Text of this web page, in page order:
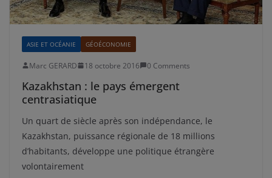
ASIE ET OCÉANIE GÉOÉCONOMIE
Marc GERARD 18 octobre 2016 0 Comments
Kazakhstan : le pays émergent
centrasiatique
Un quart de siècle après son indépendance, le
Kazakhstan, puissance régionale de 18 millions
d’habitants, développe une politique étrangère
volontairement